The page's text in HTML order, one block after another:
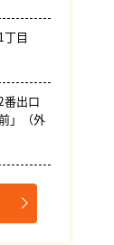
目
番出口
」（外